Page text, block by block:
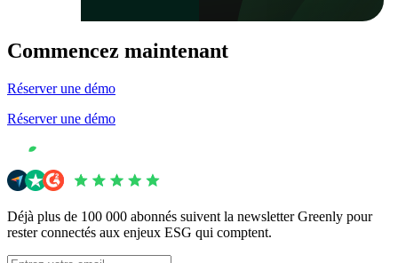
Commencez maintenant
Réserver une démo
Réserver une démo
Déjà plus de 100 000 abonnés suivent la newsletter Greenly pour
rester connectés aux enjeux ESG qui comptent.